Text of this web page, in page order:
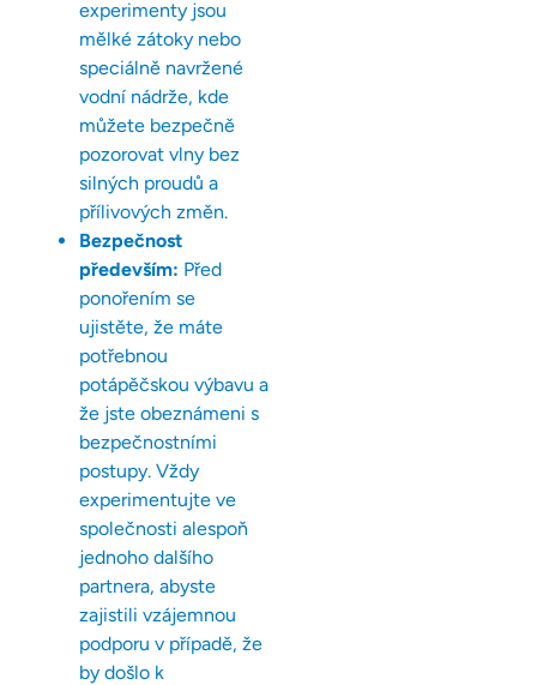
experimenty jsou
mělké zátoky nebo
speciálně navržené
vodní nádrže, kde
můžete bezpečně
pozorovat vlny bez
silných proudů a
přílivových změn.
Bezpečnost
především: Před
ponořením se
ujistěte, že máte
potřebnou
potápěčskou výbavu a
že jste obeznámeni s
bezpečnostními
postupy. Vždy
experimentujte ve
společnosti alespoň
jednoho dalšího
partnera, abyste
zajistili vzájemnou
podporu v případě, že
by došlo k